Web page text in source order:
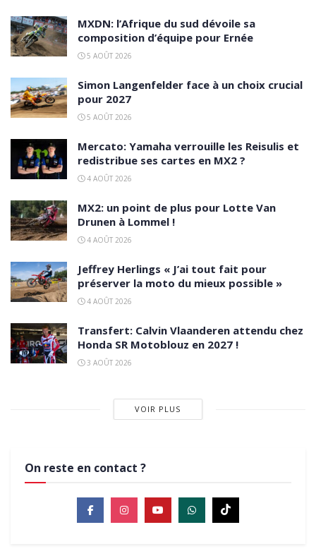
MXDN: l’Afrique du sud dévoile sa
composition d’équipe pour Ernée
5 AOÛT 2026
Simon Langenfelder face à un choix crucial
pour 2027
5 AOÛT 2026
Mercato: Yamaha verrouille les Reisulis et
redistribue ses cartes en MX2 ?
4 AOÛT 2026
MX2: un point de plus pour Lotte Van
Drunen à Lommel !
4 AOÛT 2026
Jeffrey Herlings « J’ai tout fait pour
préserver la moto du mieux possible »
4 AOÛT 2026
Transfert: Calvin Vlaanderen attendu chez
Honda SR Motoblouz en 2027 !
3 AOÛT 2026
VOIR PLUS
On reste en contact ?